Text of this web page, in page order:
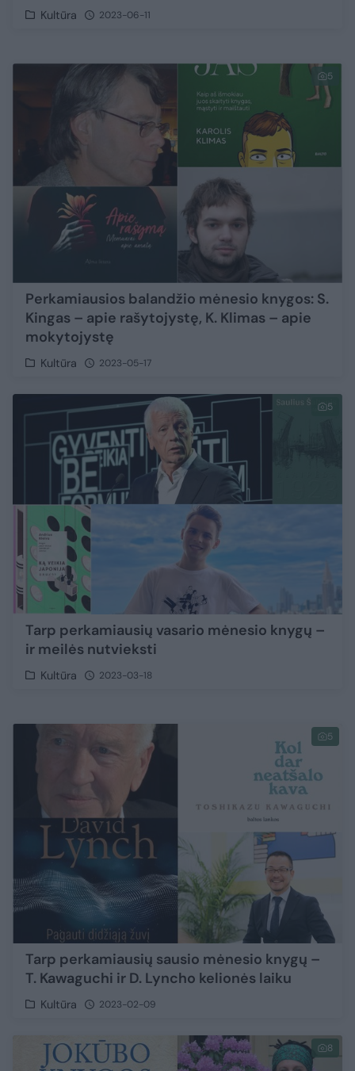
Kultūra 2023-06-11
5
Perkamiausios balandžio mėnesio knygos: S.
Kingas – apie rašytojystę, K. Klimas – apie
mokytojystę
Kultūra 2023-05-17
5
Tarp perkamiausių vasario mėnesio knygų –
ir meilės nutvieksti
Kultūra 2023-03-18
5
Tarp perkamiausių sausio mėnesio knygų –
T. Kawaguchi ir D. Lyncho kelionės laiku
Kultūra 2023-02-09
8